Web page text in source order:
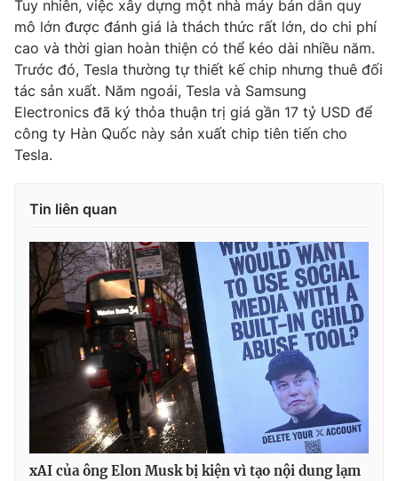
Ðiện thoại Thời báo VTV:024.66 897 897
Email:toasoan@vtv.vn
Liên hệ quảng cáo:
024-7300.7108
® Cấm sao chép dưới mọi hình thức nếu không có sự chấp
thuận bằng văn bản. Ghi rõ nguồn VTV.vn khi phát hành lại
thông tin từ website này.
Tuy nhiên, việc xây dựng một nhà máy bán dẫn quy
mô lớn được đánh giá là thách thức rất lớn, do chi phí
cao và thời gian hoàn thiện có thể kéo dài nhiều năm.
Trước đó, Tesla thường tự thiết kế chip nhưng thuê đối
tác sản xuất. Năm ngoái, Tesla và Samsung
Electronics đã ký thỏa thuận trị giá gần 17 tỷ USD để
công ty Hàn Quốc này sản xuất chip tiên tiến cho
Tesla.
Tin liên quan
xAI của ông Elon Musk bị kiện vì tạo nội dung lạm